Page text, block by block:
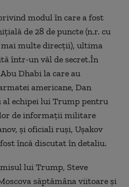
modul în care a fost
de 28 de puncte (n.r. cu
multe direcții), ultima
într-un văl de secret.În
Dhabi la care au
americane, Dan
echipei lui Trump pentru
de informații militare
și oficiali ruși, Ușakov
încă discutat în detaliu.
lui Trump, Steve
săptămâna viitoare și